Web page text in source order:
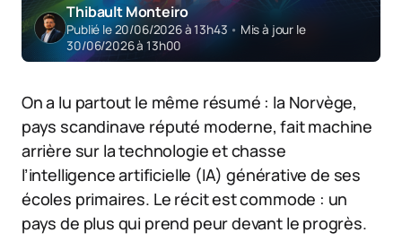
Thibault Monteiro
Publié le 20/06/2026 à 13h43 • Mis à jour le
30/06/2026 à 13h00
On a lu partout le même résumé : la Norvège,
pays scandinave réputé moderne, fait machine
arrière sur la technologie et chasse
l’intelligence artificielle (IA) générative de ses
écoles primaires. Le récit est commode : un
pays de plus qui prend peur devant le progrès.